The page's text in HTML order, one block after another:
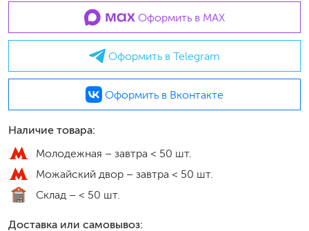
Оформить в MAX
Оформить в Telegram
Оформить в Вконтакте
Наличие товара:
Молодежная – завтра < 50 шт.
Можайский двор – завтра < 50 шт.
Склад – < 50 шт.
Доставка или самовывоз: